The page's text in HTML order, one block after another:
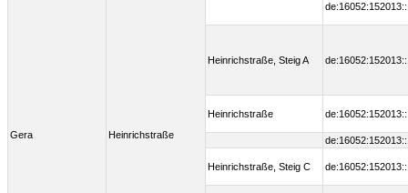
Gera Heinrichstraße
Heinrichstraße, Steig A
Heinrichstraße
Heinrichstraße, Steig C